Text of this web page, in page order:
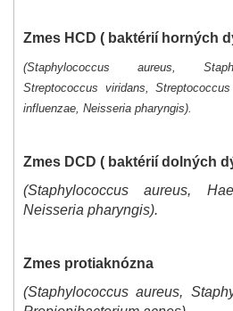
Zmes HCD ( baktérií horných
(Staphylococcus aureus,
Streptococcus viridans, Streptococcus
influenzae, Neisseria pharyngis).
Zmes DCD ( baktérií dolných
(Staphylococcus aureus,
Neisseria pharyngis).
Zmes protiaknózna
(Staphylococcus aureus,